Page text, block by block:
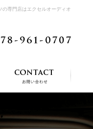
専門店はエクセルオーディオ